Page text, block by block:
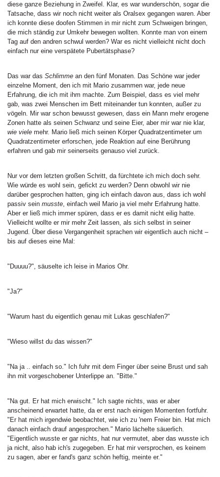
diese ganze Beziehung in Zweifel. Klar, es war wunderschön, sogar die
Tatsache, dass wir noch nicht weiter als Oralsex gegangen waren. Aber
ich konnte diese doofen Stimmen in mir nicht zum Schweigen bringen,
die mich ständig zur Umkehr bewegen wollten. Konnte man von einem
Tag auf den andren schwul werden? War es nicht vielleicht nicht doch
einfach nur eine verspätete Pubertätsphase?
Das war das Schlimme an den fünf Monaten. Das Schöne war jeder
einzelne Moment, den ich mit Mario zusammen war, jede neue
Erfahrung, die ich mit ihm machte. Zum Beispiel, dass es viel mehr
gab, was zwei Menschen im Bett miteinander tun konnten, außer zu
vögeln. Mir war schon bewusst gewesen, dass ein Mann mehr erogene
Zonen hatte als seinen Schwanz und seine Eier, aber mir war nie klar,
wie viele mehr. Mario ließ mich seinen Körper Quadratzentimeter um
Quadratzentimeter erforschen, jede Reaktion auf eine Berührung
erfahren und gab mir seinerseits genauso viel zurück.
Nur vor dem letzten großen Schritt, da fürchtete ich mich doch sehr.
Wie würde es wohl sein, gefickt zu werden? Denn obwohl wir nie
darüber gesprochen hatten, ging ich einfach davon aus, dass ich wohl
passiv sein musste, einfach weil Mario ja viel mehr Erfahrung hatte.
Aber er ließ mich immer spüren, dass er es damit nicht eilig hatte.
Vielleicht wollte er mir mehr Zeit lassen, als sich selbst in seiner
Jugend. Über diese Vergangenheit sprachen wir eigentlich auch nicht –
bis auf dieses eine Mal:
"Duuuu?", säuselte ich leise in Marios Ohr.
"Ja?"
"Warum hast du eigentlich genau mit Lukas geschlafen?"
"Wieso willst du das wissen?"
"Na ja .. einfach so." Ich fuhr mit dem Finger über seine Brust und sah
ihn mit vorgeschobener Unterlippe an. "Bitte."
"Na gut. Er hat mich erwischt." Ich sagte nichts, was er aber
anscheinend erwartet hatte, da er erst nach einigen Momenten fortfuhr.
"Er hat mich irgendwie beobachtet, wie ich zu 'nem Freier bin. Hat mich
danach einfach drauf angesprochen." Mario lächelte säuerlich.
"Eigentlich wusste er gar nichts, hat nur vermutet, aber das wusste ich
ja nicht, also hab ich's zugegeben. Er hat mir versprochen, es keinem
zu sagen, aber er fand's ganz schön heftig, meinte er."